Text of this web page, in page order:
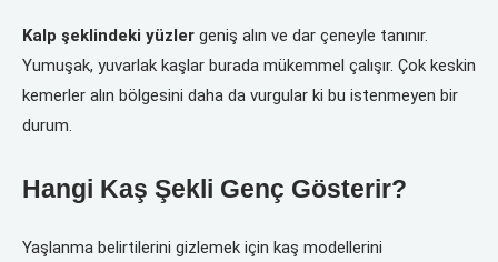
Kalp şeklindeki yüzler geniş alın ve dar çeneyle tanınır.
Yumuşak, yuvarlak kaşlar burada mükemmel çalışır. Çok keskin
kemerler alın bölgesini daha da vurgular ki bu istenmeyen bir
durum.
Hangi Kaş Şekli Genç Gösterir?
Yaşlanma belirtilerini gizlemek için kaş modellerini